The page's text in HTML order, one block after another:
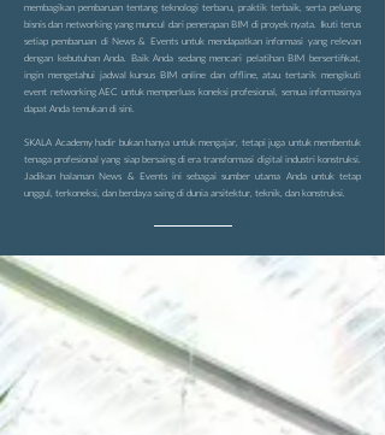
membagikan pembaruan tentang teknologi terbaru, praktik terbaik, serta peluang
bisnis dan networking yang muncul dari penerapan BIM di proyek nyata. Ikuti terus
setiap pembaruan di News & Events untuk mendapatkan informasi yang relevan
dengan kebutuhan Anda. Baik Anda sedang mencari pelatihan BIM bersertifikat,
ingin mengetahui jadwal kursus BIM online dan offline, atau tertarik mengikuti
event networking AEC untuk memperluas koneksi profesional, semua informasinya
dapat Anda temukan di sini.
SKALA Academy hadir bukan hanya untuk mengajar, tetapi juga untuk membentuk
tenaga profesional yang siap bersaing di era transformasi digital industri konstruksi.
Jadikan halaman News & Events ini sebagai sumber utama Anda untuk tetap
unggul, terkoneksi, dan berdaya saing di dunia arsitektur, teknik, dan konstruksi.